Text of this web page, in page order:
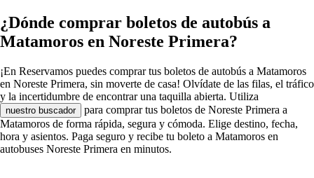
¿Dónde comprar boletos de autobús a
Matamoros en Noreste Primera?
¡En Reservamos puedes comprar tus boletos de autobús a Matamoros
en Noreste Primera, sin moverte de casa! Olvídate de las filas, el tráfico
y la incertidumbre de encontrar una taquilla abierta. Utiliza
nuestro buscador
para comprar tus boletos de Noreste Primera a
Matamoros de forma rápida, segura y cómoda. Elige destino, fecha,
hora y asientos. Paga seguro y recibe tu boleto a Matamoros en
autobuses Noreste Primera en minutos.